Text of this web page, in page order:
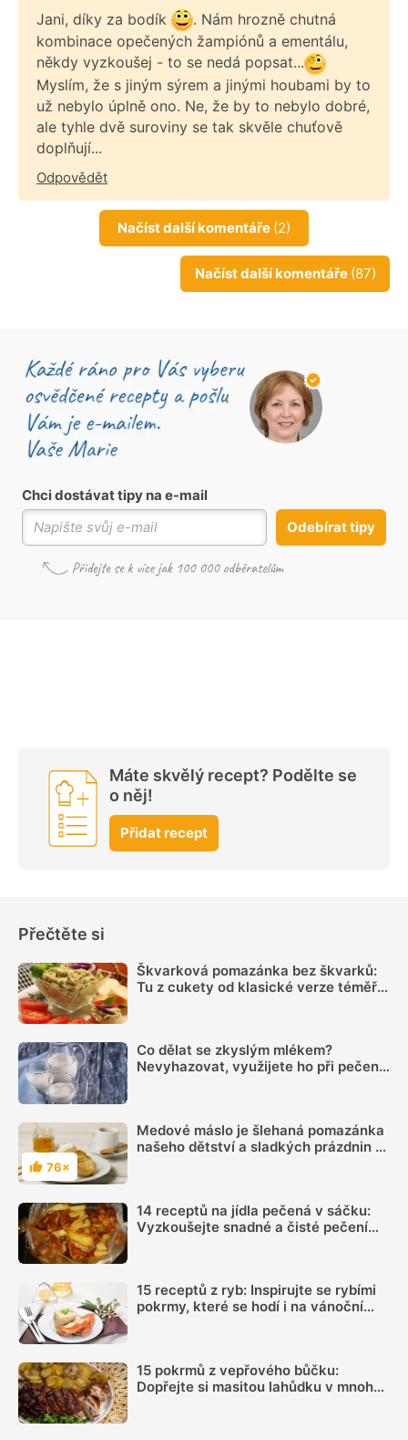
Jani, díky za bodík
. Nám hrozně chutná
kombinace opečených žampiónů a ementálu,
někdy vyzkoušej - to se nedá popsat...
Myslím, že s jiným sýrem a jinými houbami by to
už nebylo úplně ono. Ne, že by to nebylo dobré,
ale tyhle dvě suroviny se tak skvěle chuťově
doplňují...
Odpovědět
Načíst další komentáře (2)
Načíst další komentáře (87)
Chci dostávat tipy na e-mail
Odebírat tipy
Máte skvělý recept? Podělte se
o něj!
Přidat recept
Přečtěte si
Škvarková pomazánka bez škvarků:
Tu z cukety od klasické verze téměř
Co dělat se zkyslým mlékem?
Nevyhazovat, využijete ho při pečení i
Hodnocení
76×
Medové máslo je šlehaná pomazánka
našeho dětství a sladkých prázdnin u
14 receptů na jídla pečená v sáčku:
Vyzkoušejte snadné a čisté pečení
15 receptů z ryb: Inspirujte se rybími
pokrmy, které se hodí i na vánoční
15 pokrmů z vepřového bůčku:
Dopřejte si masitou lahůdku v mnoha